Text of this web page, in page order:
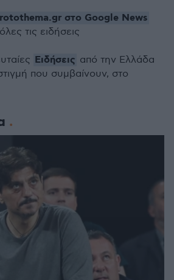
στο Google News
τις ειδήσεις
Ειδήσεις από την Ελλάδα
που συμβαίνουν, στο